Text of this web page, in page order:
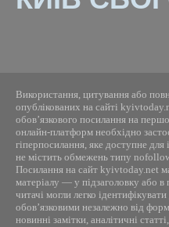
Використання, цитування або
опублікованих на сайті
обов’язкового посилання на
онлайн-платформ необхідно
гіперпосилання, яке доступне
не містить обмежень типу
Посилання на сайт kyivtoday.net
матеріалу — у підзаголовку або
читачі могли легко
обов’язковими незалежно від
новинні замітки, аналітичні